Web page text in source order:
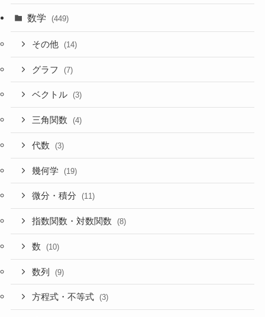
数学 (449)
その他 (14)
グラフ (7)
ベクトル (3)
三角関数 (4)
代数 (3)
幾何学 (19)
微分・積分 (11)
指数関数・対数関数 (8)
数 (10)
数列 (9)
方程式・不等式 (3)